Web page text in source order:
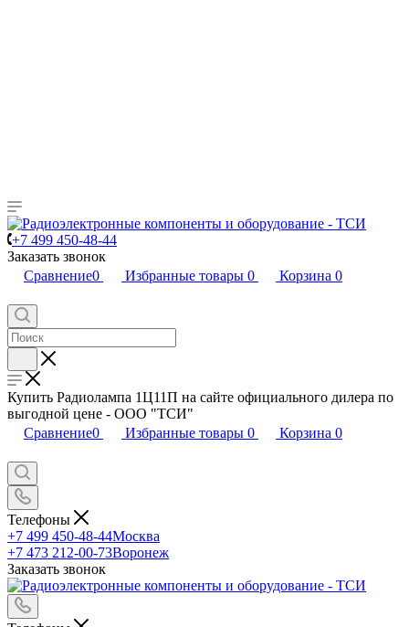
+7 499 450-48-44
Заказать звонок
Сравнение0 Избранные товары 0 Корзина 0
Купить Радиолампа 1Ц11П на сайте официального дилера по
выгодной цене - ООО "ТСИ"
Сравнение0 Избранные товары 0 Корзина 0
Телефоны
+7 499 450-48-44Москва
+7 473 212-00-73Воронеж
Заказать звонок